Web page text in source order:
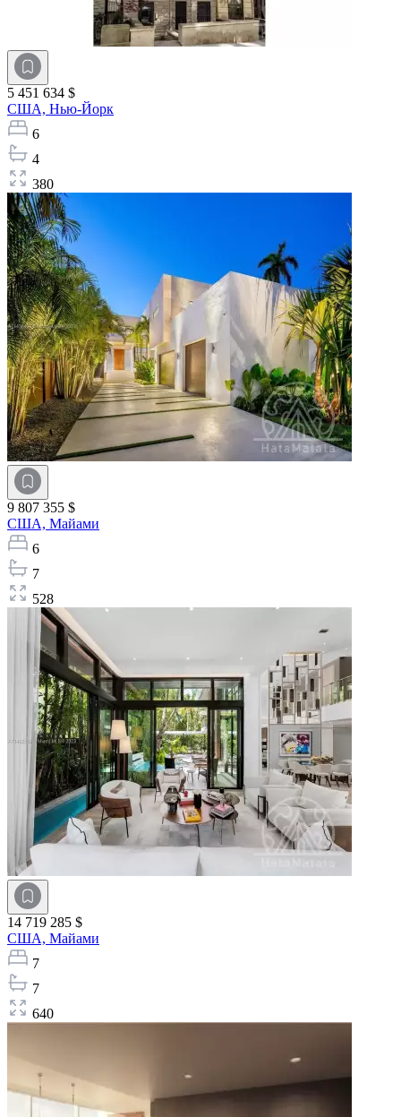
5 451 634 $
США, Нью-Йорк
6
4
380
9 807 355 $
США, Майами
6
7
528
14 719 285 $
США, Майами
7
7
640